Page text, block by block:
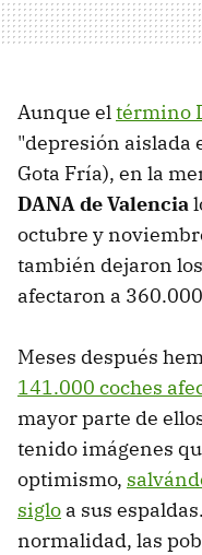
Aunque eltérmino
"depresión aislada
Gota Fría), en la
DANA de Valencia
octubre y
también dejaron
afectaron a
Meses después
141.000 coches
mayor parte de
tenido imágenes
optimismo,
siglo a sus
normalidad, las